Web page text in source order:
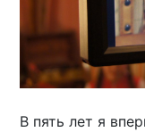
В пять лет я